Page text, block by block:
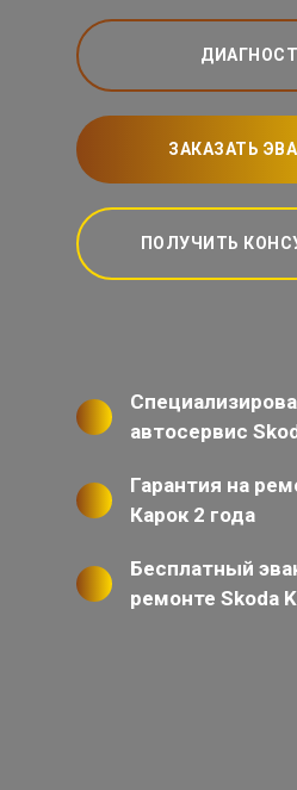
ЗАКАЗАТЬ
ПОЛУЧИТЬ
автосервис
Гарантия на
Карок 2 года
Бесплатный
ремонте Skoda